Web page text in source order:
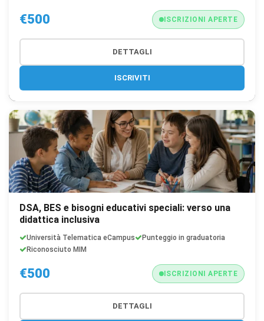
€500 ISCRIZIONI APERTE
DETTAGLI
ISCRIVITI
DSA, BES e bisogni educativi speciali: verso una
didattica inclusiva
Università Telematica eCampus
Punteggio in graduatoria
Riconosciuto MIM
€500 ISCRIZIONI APERTE
DETTAGLI